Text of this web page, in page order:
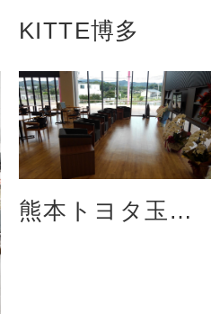
KITTE博多
熊本トヨタ玉名